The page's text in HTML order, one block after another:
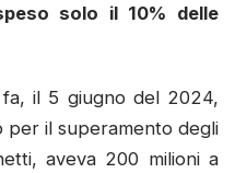
solo il 10% delle
il 5 giugno del 2024,
per il superamento degli
aveva 200 milioni a